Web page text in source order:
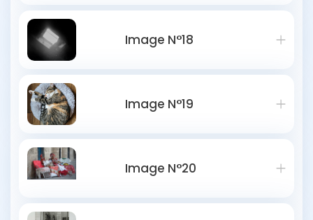
Image N°18
Image N°19
Image N°20